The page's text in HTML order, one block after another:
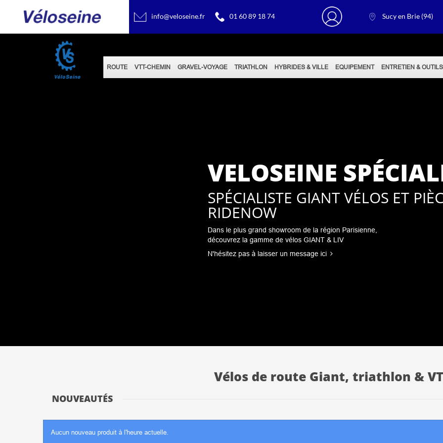
info@veloseine.fr 01 60 89 18 74 Sucy en Brie (94)
ROUTE VTT-CHEMIN GRAVEL-VOYAGE TRIATHLON HYBRIDES & VILLE EQUIPEMENT ENTRETIEN & OUTILS
VELOSEINE
SPÉCIALISTE GIANT VÉLOS ET
RIDENOW
Dans le plus grand showroom de la région Parisienne,
découvrez la gamme de vélos GIANT & LIV
N'hésitez pas à laisser un message ici
Vélos de route Giant, triathlon &
NOUVEAUTÉS
Aucun nouveau produit à l'heure actuelle.